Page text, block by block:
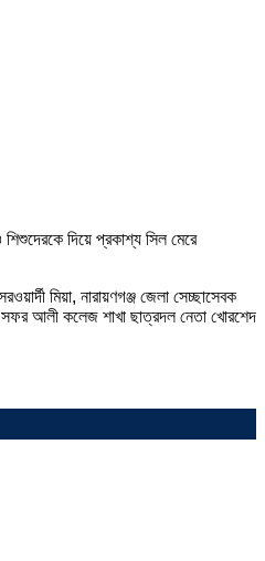
দিয়ে প্রকাশ্য সিল মেরে
মিয়া, নারায়ণগঞ্জ জেলা সেচ্ছাসেবক
সফর আলী কলেজ শাখা ছাত্রদল নেতা খোরশেদ